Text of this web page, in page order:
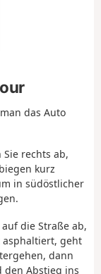
das Auto
rechts ab,
kurz
in südöstlicher
die Straße ab,
asphaltiert, geht
dann
den Abstieg ins